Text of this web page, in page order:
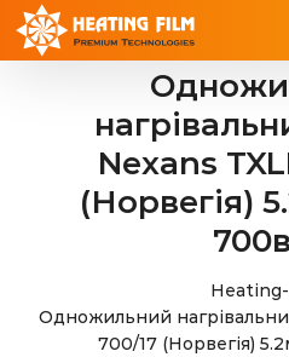
Skip
Nexans
(Норвегія)
Одножильний
700/17 (Норвегія)